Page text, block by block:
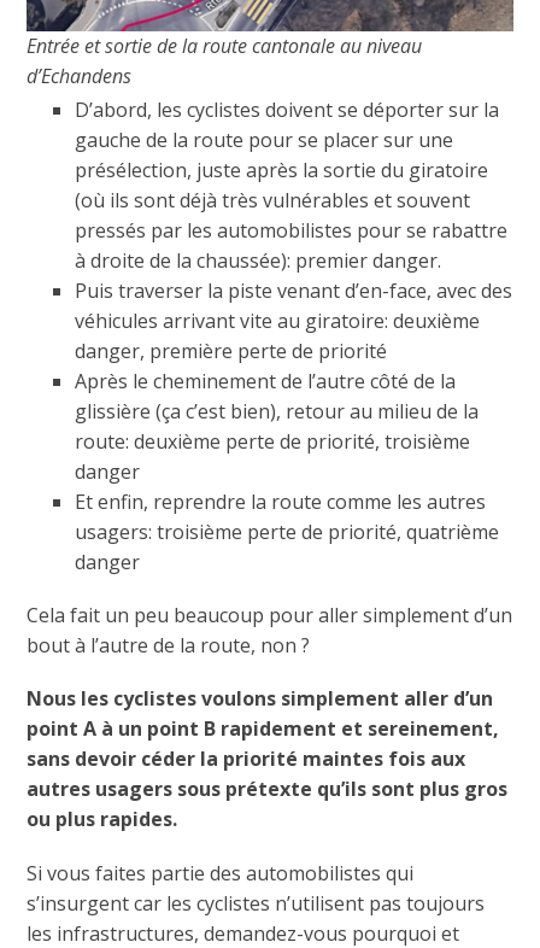
Entrée et sortie de la route cantonale au niveau
d’Echandens
D’abord, les cyclistes doivent se déporter sur la
gauche de la route pour se placer sur une
présélection, juste après la sortie du giratoire
(où ils sont déjà très vulnérables et souvent
pressés par les automobilistes pour se rabattre
à droite de la chaussée): premier danger.
Puis traverser la piste venant d’en-face, avec des
véhicules arrivant vite au giratoire: deuxième
danger, première perte de priorité
Après le cheminement de l’autre côté de la
glissière (ça c’est bien), retour au milieu de la
route: deuxième perte de priorité, troisième
danger
Et enfin, reprendre la route comme les autres
usagers: troisième perte de priorité, quatrième
danger
Cela fait un peu beaucoup pour aller simplement d’un
bout à l’autre de la route, non ?
Nous les cyclistes voulons simplement aller d’un
point A à un point B rapidement et sereinement,
sans devoir céder la priorité maintes fois aux
autres usagers sous prétexte qu’ils sont plus gros
ou plus rapides.
Si vous faites partie des automobilistes qui
s’insurgent car les cyclistes n’utilisent pas toujours
les infrastructures, demandez-vous pourquoi et